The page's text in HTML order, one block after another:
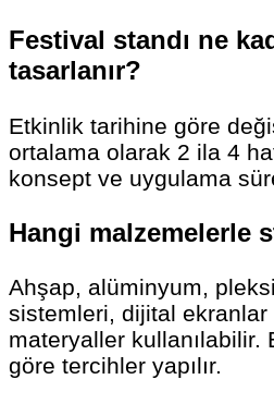
Festival standı ne
tasarlanır?
Etkinlik tarihine göre
ortalama olarak 2 ila 4
konsept ve uygulama
Hangi malzemelerle
Ahşap, alüminyum,
sistemleri, dijital ekranlar
materyaller kullanılabilir.
göre tercihler yapılır.